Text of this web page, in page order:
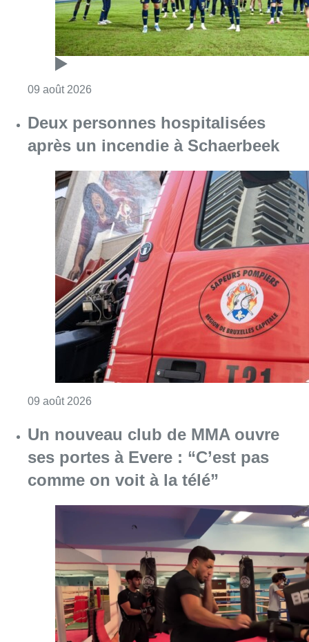
09 août 2026Consulter l'article "Deux personnes
Un nouveau club de MMA ouvre
ses portes à Evere : “C’est pas
comme on voit à la télé”
08 août 2026Consulter l'article "Un nouveau club de
Partager l'article
Facebook
TwitterWhatsApp
Share